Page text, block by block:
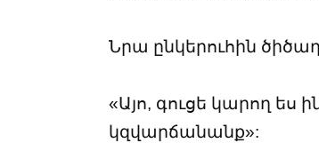
Նրա ընկերուհին
«Այո, գուցե կարող ես
կզվարճանանք»: